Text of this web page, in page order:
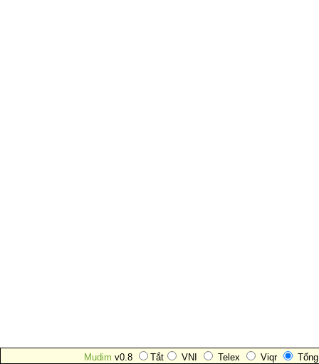
Mudim v0.8 Tắt VNI Telex Viqr